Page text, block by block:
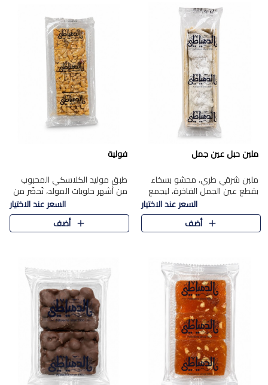
ملبن حبل عين جمل
ملبن شرقي طري، محشو بسخاء
بقطع عين الجمل الفاخرة، ليجمع
بين القوام الناعم وقرمشة الجوز
في مذاق شرقي أصيل.
السعر عند الاختيار
أضف
فولية
طبق موليد الكلاسكي المحبوب
من أشهر حلويات المولد، تُحضّر من
فول سوداني محمص بعناية
ومغلف بطبقة رقيقة من السكر
المكرمل، لتمنحك قرمشة أصيلة
السعر عند الاختيار
أضف